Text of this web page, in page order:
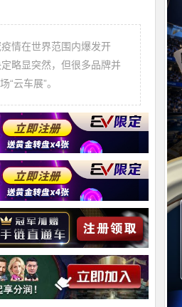
情在世界范围内爆发开
略显突然，但很多品牌并
云车展”。